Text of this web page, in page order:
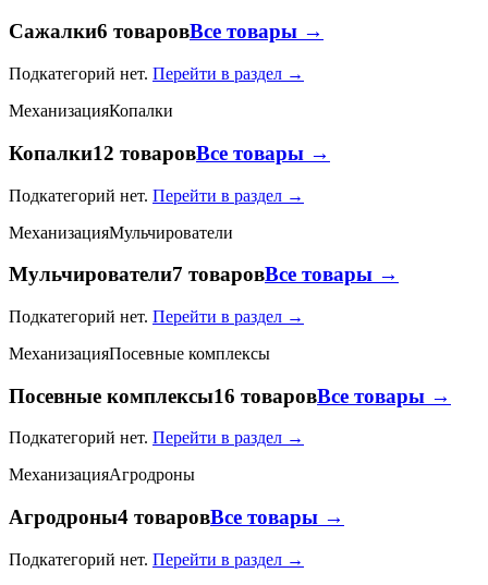
Сажалки6 товаровВсе товары →
Подкатегорий нет. Перейти в раздел →
МеханизацияКопалки
Копалки12 товаровВсе товары →
Подкатегорий нет. Перейти в раздел →
МеханизацияМульчирователи
Мульчирователи7 товаровВсе товары →
Подкатегорий нет. Перейти в раздел →
МеханизацияПосевные комплексы
Посевные комплексы16 товаровВсе товары →
Подкатегорий нет. Перейти в раздел →
МеханизацияАгродроны
Агродроны4 товаровВсе товары →
Подкатегорий нет. Перейти в раздел →